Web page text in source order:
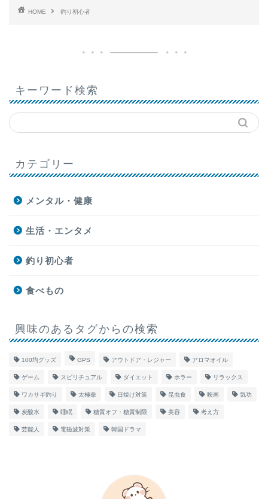
HOME 釣り初心者
キーワード検索
カテゴリー
メンタル・健康
生活・エンタメ
釣り初心者
食べもの
興味のあるタグからの検索
100均グッズ GPS アウトドア・レジャー アロマオイル
ゲーム スピリチュアル ダイエット ホラー リラックス
ワカサギ釣り 太極拳 日焼け対策 昆虫食 映画 気功
炭酸水 睡眠 糖質オフ・糖質制限 美容 考え方
芸能人 電磁波対策 韓国ドラマ